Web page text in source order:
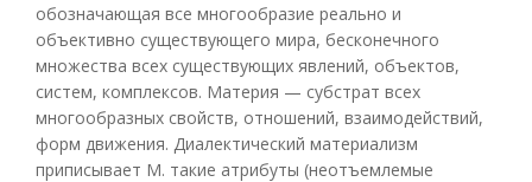
обозначающая все многообразие реально и
объективно существующего мира, бесконечного
множества всех существующих явлений, объектов,
систем, комплексов. Материя — субстрат всех
многообразных свойств, отношений, взаимодействий,
форм движения. Диалектический материализм
приписывает М. такие атрибуты (неотъемлемые